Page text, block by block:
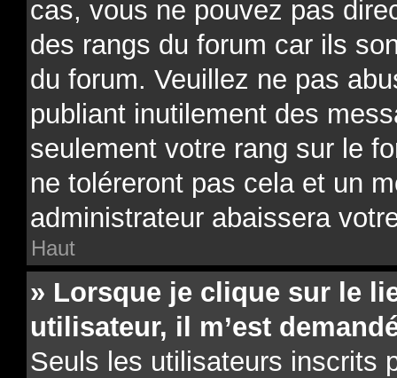
cas, vous ne pouvez pas
des rangs du forum car ils
du forum. Veuillez ne pas
publiant inutilement des
seulement votre rang sur le
ne toléreront pas cela et un
administrateur abaissera
Haut
» Lorsque je clique sur le
utilisateur, il m’est
Seuls les utilisateurs inscrits